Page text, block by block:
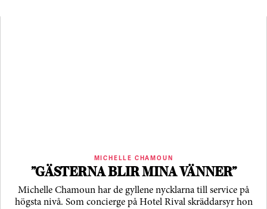
MICHELLE CHAMOUN
”GÄSTERNA BLIR MINA VÄNNER”
Michelle Chamoun har de gyllene nycklarna till service på
högsta nivå. Som concierge på Hotel Rival skräddarsyr hon